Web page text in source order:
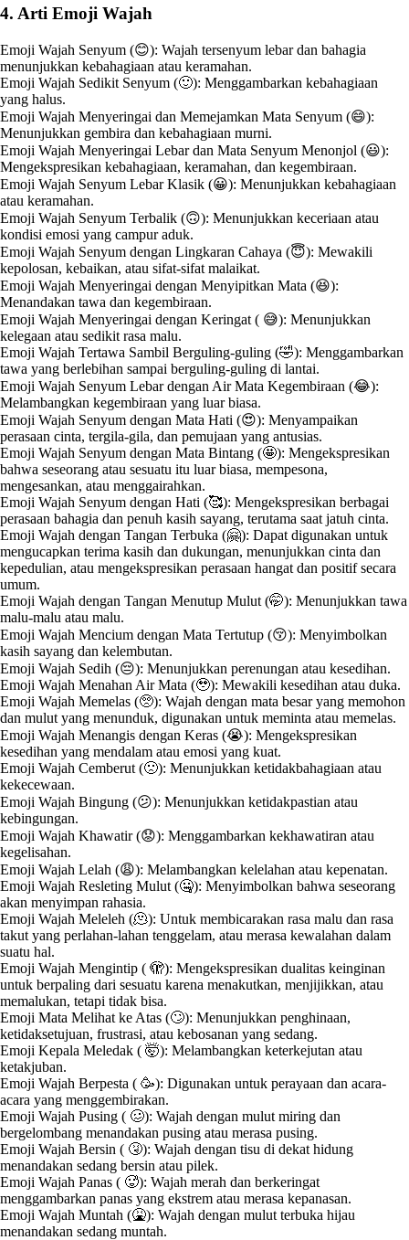
4. Arti Emoji Wajah
Emoji Wajah Senyum (😊): Wajah tersenyum lebar dan bahagia
menunjukkan kebahagiaan atau keramahan.
Emoji Wajah Sedikit Senyum (🙂): Menggambarkan kebahagiaan
yang halus.
Emoji Wajah Menyeringai dan Memejamkan Mata Senyum (😄):
Menunjukkan gembira dan kebahagiaan murni.
Emoji Wajah Menyeringai Lebar dan Mata Senyum Menonjol (😃):
Mengekspresikan kebahagiaan, keramahan, dan kegembiraan.
Emoji Wajah Senyum Lebar Klasik (😀): Menunjukkan kebahagiaan
atau keramahan.
Emoji Wajah Senyum Terbalik (🙃): Menunjukkan keceriaan atau
kondisi emosi yang campur aduk.
Emoji Wajah Senyum dengan Lingkaran Cahaya (😇): Mewakili
kepolosan, kebaikan, atau sifat-sifat malaikat.
Emoji Wajah Menyeringai dengan Menyipitkan Mata (😆):
Menandakan tawa dan kegembiraan.
Emoji Wajah Menyeringai dengan Keringat ( 😅): Menunjukkan
kelegaan atau sedikit rasa malu.
Emoji Wajah Tertawa Sambil Berguling-guling (🤣): Menggambarkan
tawa yang berlebihan sampai berguling-guling di lantai.
Emoji Wajah Senyum Lebar dengan Air Mata Kegembiraan (😂):
Melambangkan kegembiraan yang luar biasa.
Emoji Wajah Senyum dengan Mata Hati (😍): Menyampaikan
perasaan cinta, tergila-gila, dan pemujaan yang antusias.
Emoji Wajah Senyum dengan Mata Bintang (🤩): Mengekspresikan
bahwa seseorang atau sesuatu itu luar biasa, mempesona,
mengesankan, atau menggairahkan.
Emoji Wajah Senyum dengan Hati (🥰): Mengekspresikan berbagai
perasaan bahagia dan penuh kasih sayang, terutama saat jatuh cinta.
Emoji Wajah dengan Tangan Terbuka (🤗): Dapat digunakan untuk
mengucapkan terima kasih dan dukungan, menunjukkan cinta dan
kepedulian, atau mengekspresikan perasaan hangat dan positif secara
umum.
Emoji Wajah dengan Tangan Menutup Mulut (🤭): Menunjukkan tawa
malu-malu atau malu.
Emoji Wajah Mencium dengan Mata Tertutup (😚): Menyimbolkan
kasih sayang dan kelembutan.
Emoji Wajah Sedih (😔): Menunjukkan perenungan atau kesedihan.
Emoji Wajah Menahan Air Mata (🥹): Mewakili kesedihan atau duka.
Emoji Wajah Memelas (🥺): Wajah dengan mata besar yang memohon
dan mulut yang menunduk, digunakan untuk meminta atau memelas.
Emoji Wajah Menangis dengan Keras (😭): Mengekspresikan
kesedihan yang mendalam atau emosi yang kuat.
Emoji Wajah Cemberut (🙁): Menunjukkan ketidakbahagiaan atau
kekecewaan.
Emoji Wajah Bingung (😕): Menunjukkan ketidakpastian atau
kebingungan.
Emoji Wajah Khawatir (😟): Menggambarkan kekhawatiran atau
kegelisahan.
Emoji Wajah Lelah (😩): Melambangkan kelelahan atau kepenatan.
Emoji Wajah Resleting Mulut (🤐): Menyimbolkan bahwa seseorang
akan menyimpan rahasia.
Emoji Wajah Meleleh (🫠): Untuk membicarakan rasa malu dan rasa
takut yang perlahan-lahan tenggelam, atau merasa kewalahan dalam
suatu hal.
Emoji Wajah Mengintip ( 🫣): Mengekspresikan dualitas keinginan
untuk berpaling dari sesuatu karena menakutkan, menjijikkan, atau
memalukan, tetapi tidak bisa.
Emoji Mata Melihat ke Atas (🙄): Menunjukkan penghinaan,
ketidaksetujuan, frustrasi, atau kebosanan yang sedang.
Emoji Kepala Meledak ( 🤯): Melambangkan keterkejutan atau
ketakjuban.
Emoji Wajah Berpesta ( 🥳): Digunakan untuk perayaan dan acara-
acara yang menggembirakan.
Emoji Wajah Pusing ( 🥴): Wajah dengan mulut miring dan
bergelombang menandakan pusing atau merasa pusing.
Emoji Wajah Bersin ( 🤧): Wajah dengan tisu di dekat hidung
menandakan sedang bersin atau pilek.
Emoji Wajah Panas ( 🥵): Wajah merah dan berkeringat
menggambarkan panas yang ekstrem atau merasa kepanasan.
Emoji Wajah Muntah (🤮): Wajah dengan mulut terbuka hijau
menandakan sedang muntah.